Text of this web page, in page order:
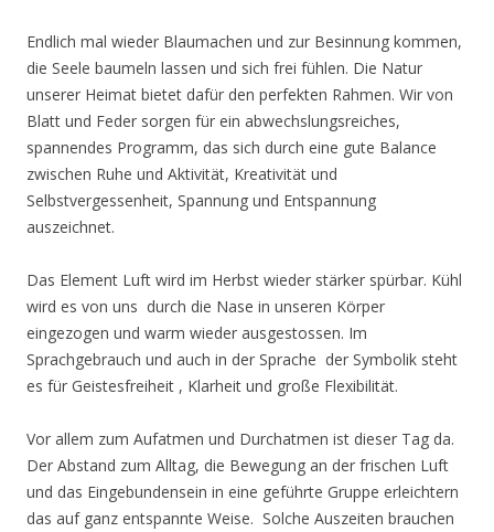
Endlich mal wieder Blaumachen und zur Besinnung kommen,
die Seele baumeln lassen und sich frei fühlen. Die Natur
unserer Heimat bietet dafür den perfekten Rahmen. Wir von
Blatt und Feder sorgen für ein abwechslungsreiches,
spannendes Programm, das sich durch eine gute Balance
zwischen Ruhe und Aktivität, Kreativität und
Selbstvergessenheit, Spannung und Entspannung
auszeichnet.
Das Element Luft wird im Herbst wieder stärker spürbar. Kühl
wird es von uns durch die Nase in unseren Körper
eingezogen und warm wieder ausgestossen. Im
Sprachgebrauch und auch in der Sprache der Symbolik steht
es für Geistesfreiheit , Klarheit und große Flexibilität.
Vor allem zum Aufatmen und Durchatmen ist dieser Tag da.
Der Abstand zum Alltag, die Bewegung an der frischen Luft
und das Eingebundensein in eine geführte Gruppe erleichtern
das auf ganz entspannte Weise. Solche Auszeiten brauchen